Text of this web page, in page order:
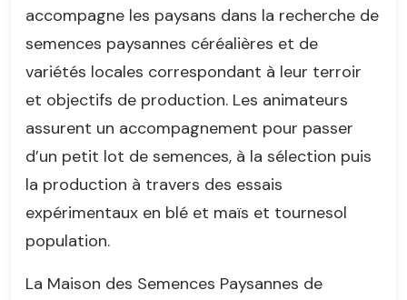
accompagne les paysans dans la recherche de
semences paysannes céréalières et de
variétés locales correspondant à leur terroir
et objectifs de production. Les animateurs
assurent un accompagnement pour passer
d’un petit lot de semences, à la sélection puis
la production à travers des essais
expérimentaux en blé et maïs et tournesol
population.
La Maison des Semences Paysannes de